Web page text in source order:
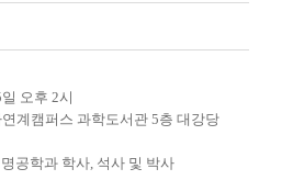
오후 2시
계캠퍼스 과학도서관 5층 대강당
공학과 학사, 석사 및 박사